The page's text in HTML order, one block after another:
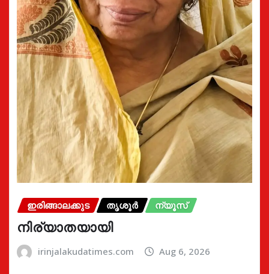
ഇരിങ്ങാലക്കുട തൃശൂർ ന്യൂസ്
നിര്യാതയായി
irinjalakudatimes.com Aug 6, 2026